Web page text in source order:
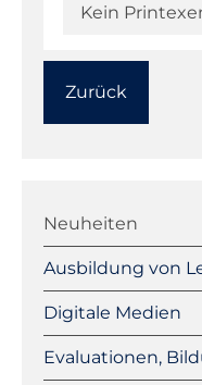
Kein
Zurück
überspringen
Neuheiten
Ausbildung von
Digitale Medien
Evaluationen,